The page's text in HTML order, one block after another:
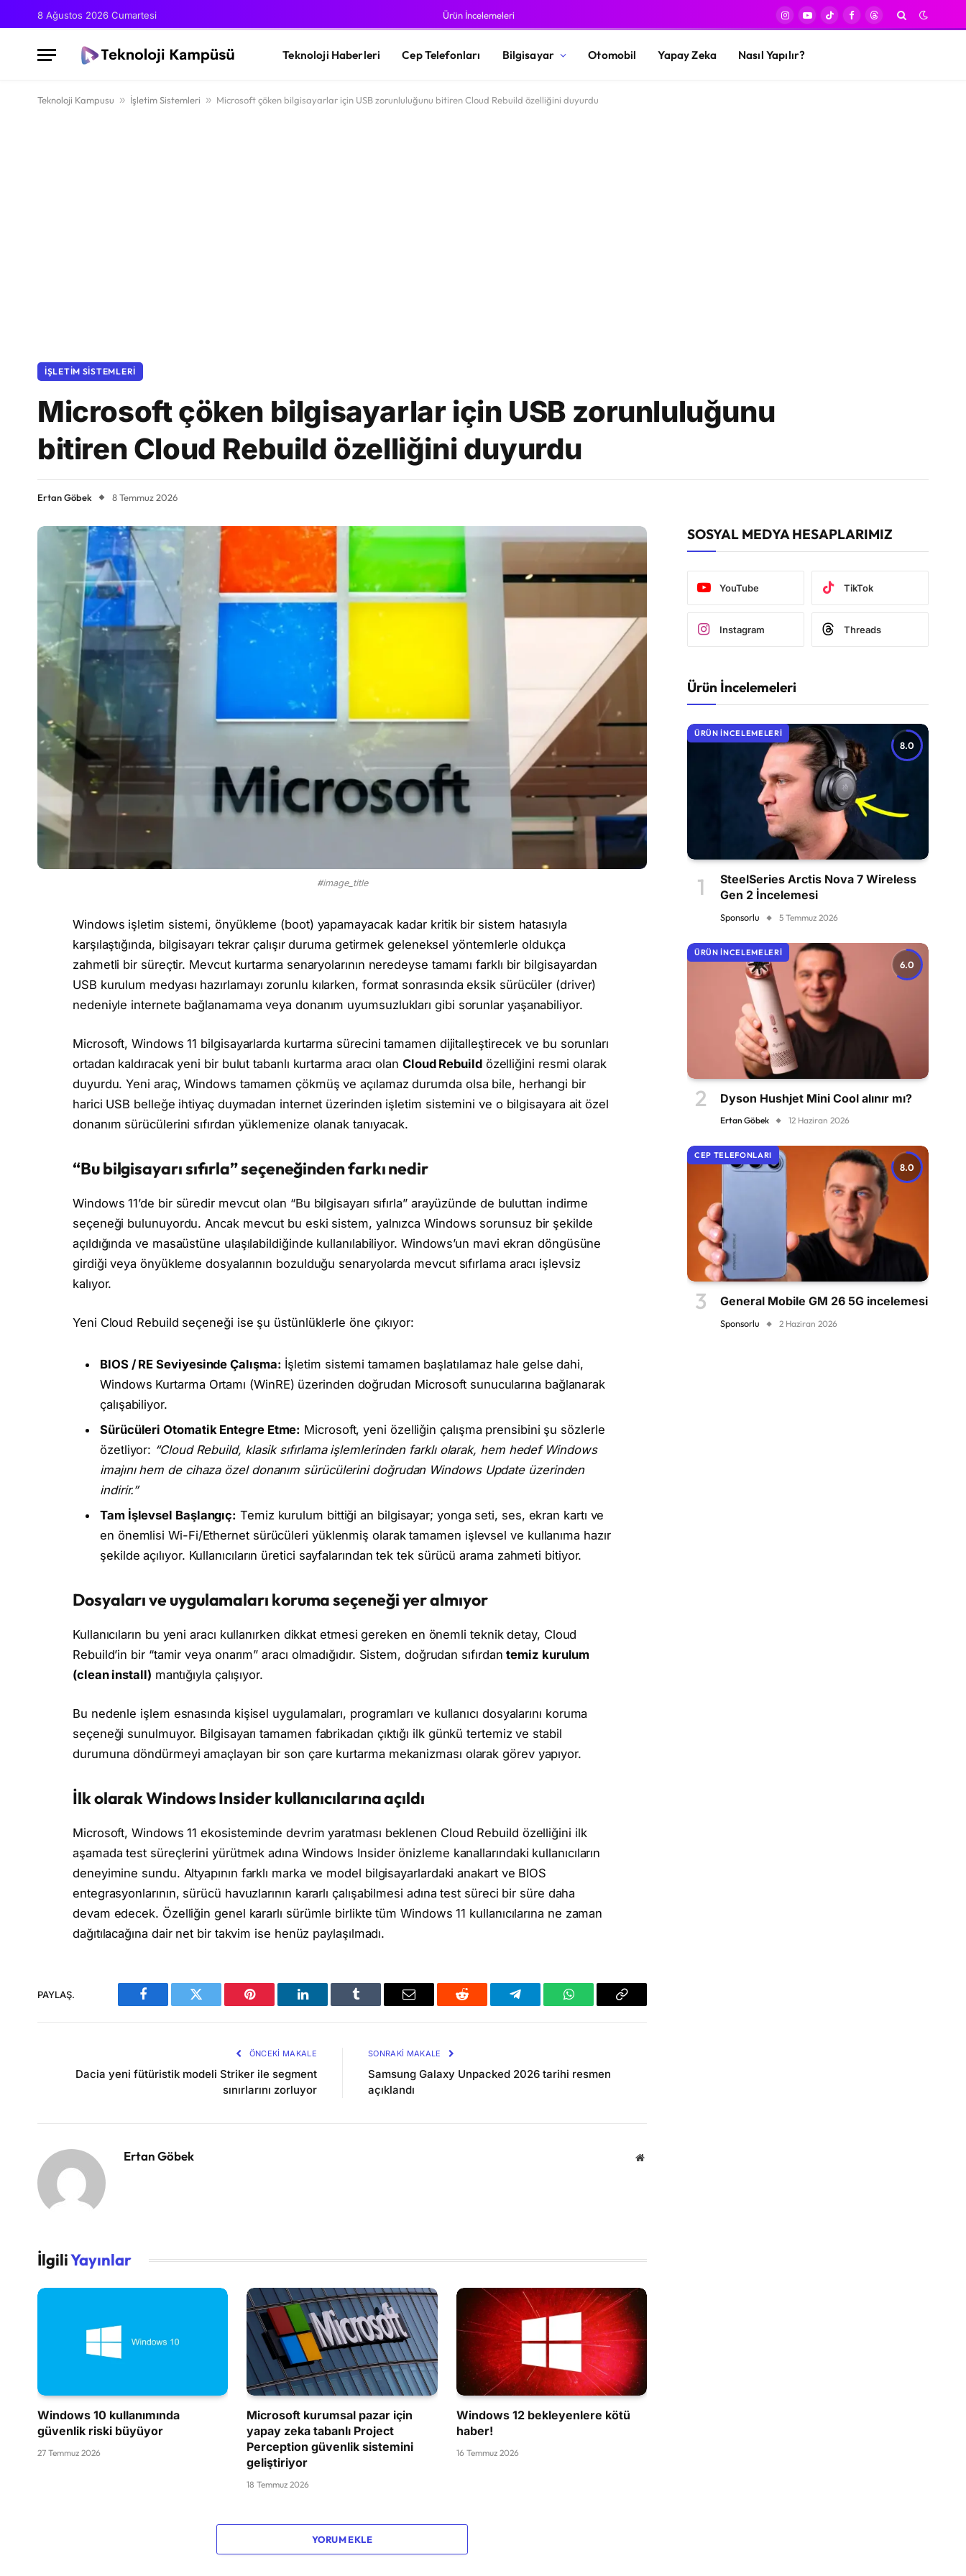
8 Ağustos 2026 Cumartesi Ürün İncelemeleri
Instagram
YouTube
TikTokFacebook
Threads
Teknoloji Haberleri Cep Telefonları Bilgisayar Otomobil Yapay Zeka Nasıl Yapılır?
Teknoloji Kampusu » İşletim Sistemleri » Microsoft çöken bilgisayarlar için USB zorunluluğunu bitiren Cloud Rebuild özelliğini duyurdu
İŞLETIM SISTEMLERI
Microsoft çöken bilgisayarlar için USB zorunluluğunu
bitiren Cloud Rebuild özelliğini duyurdu
Ertan Göbek 8 Temmuz 2026
#image_title
Windows işletim sistemi, önyükleme (boot) yapamayacak kadar kritik bir sistem hatasıyla
karşılaştığında, bilgisayarı tekrar çalışır duruma getirmek geleneksel yöntemlerle oldukça
zahmetli bir süreçtir. Mevcut kurtarma senaryolarının neredeyse tamamı farklı bir bilgisayardan
USB kurulum medyası hazırlamayı zorunlu kılarken, format sonrasında eksik sürücüler (driver)
nedeniyle internete bağlanamama veya donanım uyumsuzlukları gibi sorunlar yaşanabiliyor.
Microsoft, Windows 11 bilgisayarlarda kurtarma sürecini tamamen dijitalleştirecek ve bu sorunları
ortadan kaldıracak yeni bir bulut tabanlı kurtarma aracı olan Cloud Rebuildözelliğini resmi olarak
duyurdu. Yeni araç, Windows tamamen çökmüş ve açılamaz durumda olsa bile, herhangi bir
harici USB belleğe ihtiyaç duymadan internet üzerinden işletim sistemini ve o bilgisayara ait özel
donanım sürücülerini sıfırdan yüklemenize olanak tanıyacak.
“Bu bilgisayarı sıfırla” seçeneğinden farkı nedir
Windows 11’de bir süredir mevcut olan “Bu bilgisayarı sıfırla” arayüzünde de buluttan indirme
seçeneği bulunuyordu. Ancak mevcut bu eski sistem, yalnızca Windows sorunsuz bir şekilde
açıldığında ve masaüstüne ulaşılabildiğinde kullanılabiliyor. Windows’un mavi ekran döngüsüne
girdiği veya önyükleme dosyalarının bozulduğu senaryolarda mevcut sıfırlama aracı işlevsiz
kalıyor.
Yeni Cloud Rebuild seçeneği ise şu üstünlüklerle öne çıkıyor:
BIOS / RE Seviyesinde Çalışma: İşletim sistemi tamamen başlatılamaz hale gelse dahi,
Windows Kurtarma Ortamı (WinRE) üzerinden doğrudan Microsoft sunucularına bağlanarak
çalışabiliyor.
Sürücüleri Otomatik Entegre Etme: Microsoft, yeni özelliğin çalışma prensibini şu sözlerle
özetliyor: “Cloud Rebuild, klasik sıfırlama işlemlerinden farklı olarak, hem hedef Windows
imajını hem de cihaza özel donanım sürücülerini doğrudan Windows Update üzerinden
indirir.”
Tam İşlevsel Başlangıç: Temiz kurulum bittiği an bilgisayar; yonga seti, ses, ekran kartı ve
en önemlisi Wi-Fi/Ethernet sürücüleri yüklenmiş olarak tamamen işlevsel ve kullanıma hazır
şekilde açılıyor. Kullanıcıların üretici sayfalarından tek tek sürücü arama zahmeti bitiyor.
Dosyaları ve uygulamaları koruma seçeneği yer almıyor
Kullanıcıların bu yeni aracı kullanırken dikkat etmesi gereken en önemli teknik detay, Cloud
Rebuild’in bir “tamir veya onarım” aracı olmadığıdır. Sistem, doğrudan sıfırdantemiz kurulum
(clean install) mantığıyla çalışıyor.
Bu nedenle işlem esnasında kişisel uygulamaları, programları ve kullanıcı dosyalarını koruma
seçeneği sunulmuyor. Bilgisayarı tamamen fabrikadan çıktığı ilk günkü tertemiz ve stabil
durumuna döndürmeyi amaçlayan bir son çare kurtarma mekanizması olarak görev yapıyor.
İlk olarak Windows Insider kullanıcılarına açıldı
Microsoft, Windows 11 ekosisteminde devrim yaratması beklenen Cloud Rebuild özelliğini ilk
aşamada test süreçlerini yürütmek adına Windows Insider önizleme kanallarındaki kullanıcıların
deneyimine sundu. Altyapının farklı marka ve model bilgisayarlardaki anakart ve BIOS
entegrasyonlarının, sürücü havuzlarının kararlı çalışabilmesi adına test süreci bir süre daha
devam edecek. Özelliğin genel kararlı sürümle birlikte tüm Windows 11 kullanıcılarına ne zaman
dağıtılacağına dair net bir takvim ise henüz paylaşılmadı.
PAYLAŞ.
Facebook Twitter Pinterest LinkedIn Tumblr Email Reddit Telegram WhatsAppBağlantıyı
ÖNCEKI MAKALE
Dacia yeni fütüristik modeli Striker ile segment
sınırlarını zorluyor
SONRAKI MAKALE
Samsung Galaxy Unpacked 2026 tarihi resmen
açıklandı
Ertan Göbek Website
İlgiliYayınlar
Windows 10 kullanımında
güvenlik riski büyüyor
27 Temmuz 2026
Microsoft kurumsal pazar için
yapay zeka tabanlı Project
Perception güvenlik sistemini
geliştiriyor
18 Temmuz 2026
Windows 12 bekleyenlere kötü
haber!
16 Temmuz 2026
YORUM EKLE
SOSYAL MEDYA HESAPLARIMIZ
YouTube TikTok
Instagram Threads
Ürün İncelemeleri
8.0
ÜRÜN İNCELEMELERI
SteelSeries Arctis Nova 7 Wireless
Gen 2 İncelemesi
Sponsorlu 5 Temmuz 2026
6.0
ÜRÜN İNCELEMELERI
Dyson Hushjet Mini Cool alınır mı?
Ertan Göbek 12 Haziran 2026
8.0
CEP TELEFONLARI
General Mobile GM 26 5G incelemesi
Sponsorlu 2 Haziran 2026